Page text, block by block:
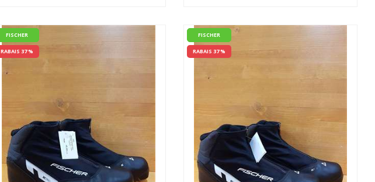
FISCHER
RABAIS 37 %
FISCHER
RABAIS 37 %